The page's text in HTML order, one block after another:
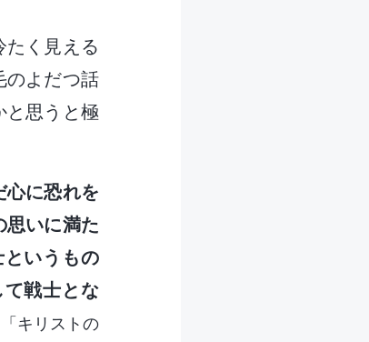
く見える
のよだつ話
と思うと極
心に恐れを
思いに満た
いうもの
戦士とな
キリストの